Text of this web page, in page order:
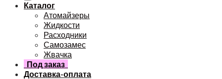
Каталог
Атомайзеры
Жидкости
Расходники
Самозамес
Жвачка
Под заказ
Доставка-оплата